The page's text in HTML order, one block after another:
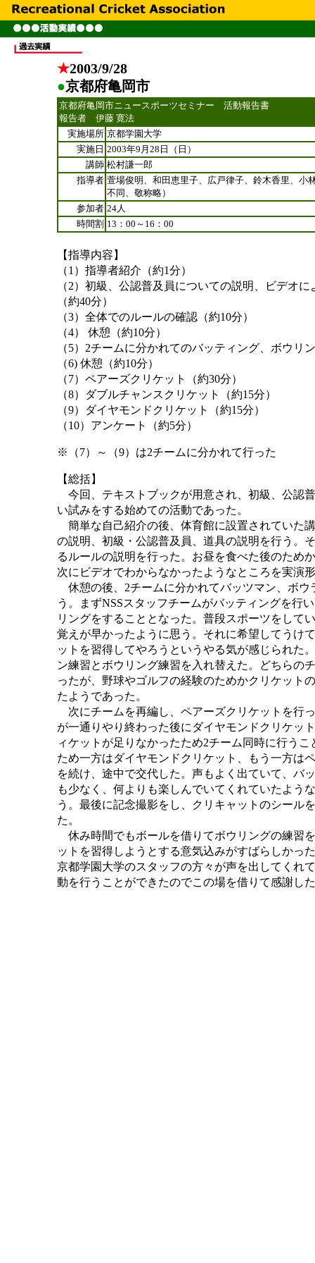
★2003/9/28
●京都府亀岡市
京都府亀岡市ニュースポーツセミナー 活動報告書
報告者 伊藤 寛法
実施場所 京都学園大学
実施日 2003年9月28日（日）
講師 松村謙一郎
指導者 萱場俊明、和田恵里子、広戸律子、鈴木香里、小
不同、敬称略）
参加者 24人
時間割 13：00～16：00
【指導内容】
（1）指導者紹介（約1分）
（2）初級、公認普及員についての説明、ビデオ
（約40分）
（3）全体でのルールの確認（約10分）
（4） 休憩（約10分）
（5）2チームに分かれてのバッティング、ボウリ
（6) 休憩（約10分）
（7）ペアーズクリケット（約30分）
（8）ダブルチャンスクリケット（約15分）
（9）ダイヤモンドクリケット（約15分）
（10）アンケート（約5分）
※（7）～（9）は2チームに分かれて行った
【総括】
今回、テキストブックが用意され、初級、公認
い試みをする始めての活動であった。
簡単な自己紹介の後、体育館に設置されていた
の説明、初級・公認普及員、道具の説明を行う。
るルールの説明を行った。お昼を食べた後のため
次にビデオでわからなかったようなところを実演
休憩の後、2チームに分かれてバッツマン、ボウ
う。まずNSSスタッフチームがバッティングを行
リングをすることとなった。普段スポーツをして
覚えが早かったように思う。それに希望してうけ
ットを習得してやろうというやる気が感じられた
ン練習とボウリング練習を入れ替えた。どちらの
ったが、野球やゴルフの経験のためかクリケット
たようであった。
次にチームを再編し、ペアーズクリケットを行
が一通りやり終わった後にダイヤモンドクリケッ
ィケットが足りなかったため2チーム同時に行うこ
ため一方はダイヤモンドクリケット、もう一方は
を続け、途中で交代した。声もよく出ていて、バ
も少なく、何よりも楽しんでいてくれていたよう
う。最後に記念撮影をし、クリキャットのシール
た。
休み時間でもボールを借りてボウリングの練習
ットを習得しようとする意気込みがすばらしかっ
京都学園大学のスタッフの方々が声を出してくれ
動を行うことができたのでこの場を借りて感謝し